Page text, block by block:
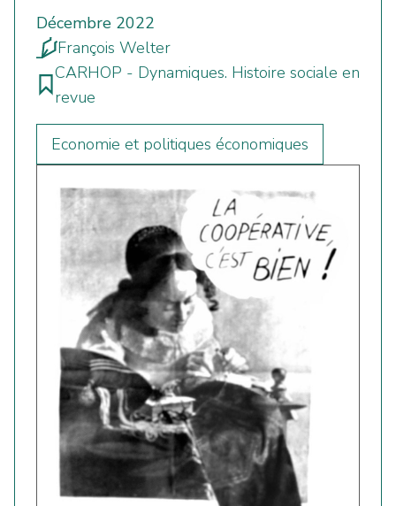
Décembre 2022
François Welter
CARHOP - Dynamiques. Histoire sociale en
revue
Economie et politiques économiques